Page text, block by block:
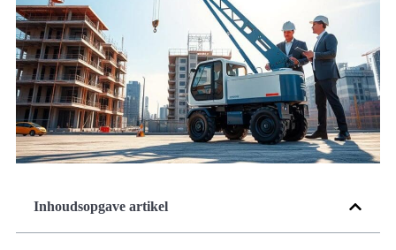
Inhoudsopgave artikel